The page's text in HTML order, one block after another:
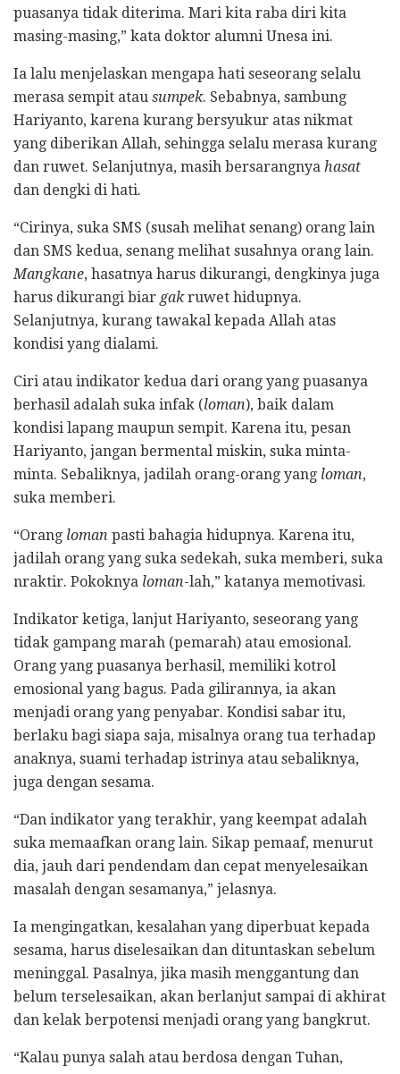
puasanya tidak diterima. Mari kita raba diri kita
masing-masing,” kata doktor alumni Unesa ini.
Ia lalu menjelaskan mengapa hati seseorang selalu
merasa sempit atau sumpek. Sebabnya, sambung
Hariyanto, karena kurang bersyukur atas nikmat
yang diberikan Allah, sehingga selalu merasa kurang
dan ruwet. Selanjutnya, masih bersarangnya hasat
dan dengki di hati.
“Cirinya, suka SMS (susah melihat senang) orang lain
dan SMS kedua, senang melihat susahnya orang lain.
Mangkane, hasatnya harus dikurangi, dengkinya juga
harus dikurangi biar gakruwet hidupnya.
Selanjutnya, kurang tawakal kepada Allah atas
kondisi yang dialami.
Ciri atau indikator kedua dari orang yang puasanya
berhasil adalah suka infak (loman), baik dalam
kondisi lapang maupun sempit. Karena itu, pesan
Hariyanto, jangan bermental miskin, suka minta-
minta. Sebaliknya, jadilah orang-orang yang loman,
suka memberi.
“Orang loman pasti bahagia hidupnya. Karena itu,
jadilah orang yang suka sedekah, suka memberi, suka
nraktir. Pokoknya loman-lah,” katanya memotivasi.
Indikator ketiga, lanjut Hariyanto, seseorang yang
tidak gampang marah (pemarah) atau emosional.
Orang yang puasanya berhasil, memiliki kotrol
emosional yang bagus. Pada gilirannya, ia akan
menjadi orang yang penyabar. Kondisi sabar itu,
berlaku bagi siapa saja, misalnya orang tua terhadap
anaknya, suami terhadap istrinya atau sebaliknya,
juga dengan sesama.
“Dan indikator yang terakhir, yang keempat adalah
suka memaafkan orang lain. Sikap pemaaf, menurut
dia, jauh dari pendendam dan cepat menyelesaikan
masalah dengan sesamanya,” jelasnya.
Ia mengingatkan, kesalahan yang diperbuat kepada
sesama, harus diselesaikan dan dituntaskan sebelum
meninggal. Pasalnya, jika masih menggantung dan
belum terselesaikan, akan berlanjut sampai di akhirat
dan kelak berpotensi menjadi orang yang bangkrut.
“Kalau punya salah atau berdosa dengan Tuhan,